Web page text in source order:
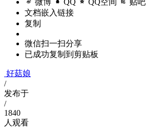
微博 QQ QQ空间 贴吧
文档嵌入链接
复制
微信扫一扫分享
已成功复制到剪贴板
好菇娘
/
发布于
/
1840
人观看